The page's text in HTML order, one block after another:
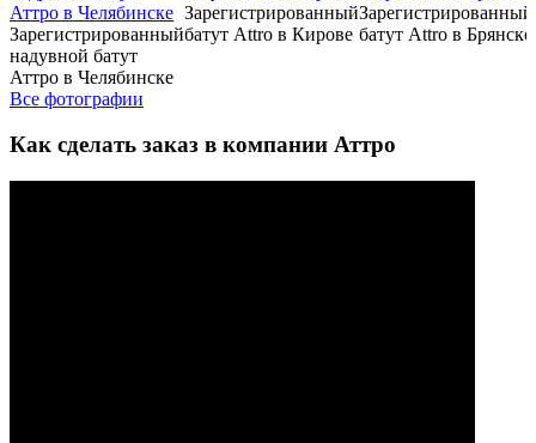
Зарегистрированный
надувной батут
Аттро в Челябинске
Зарегистрированный
батут Attro в Кирове
Зарегистрированный
батут Attro в Брянске
Все фотографии
Как сделать заказ в компании Аттро